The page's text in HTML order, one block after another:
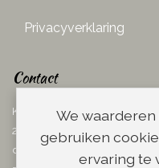
Privacyverklaring
Contact
Ketelboetersteeg 29
2311 TN Leiden
dins. - vrij. 08.00 - 17.00 uur
We waarderen
gebruiken
ervaring te